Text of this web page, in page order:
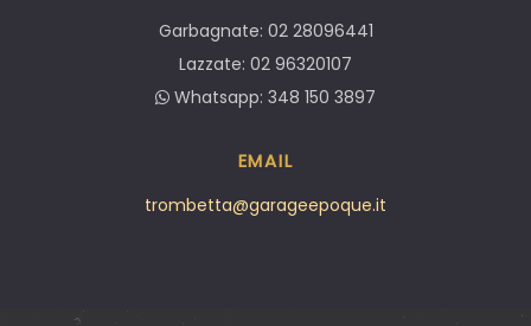
Garbagnate: 02 28096441
Lazzate: 02 96320107
Whatsapp: 348 150 3897
EMAIL
trombetta@garageepoque.it